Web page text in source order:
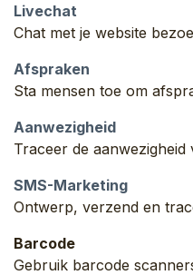
Livechat
Chat met je website
Afspraken
Sta mensen toe om
Aanwezigheid
Traceer de
SMS-Marketing
Ontwerp, verzend en
Barcode
Gebruik barcode